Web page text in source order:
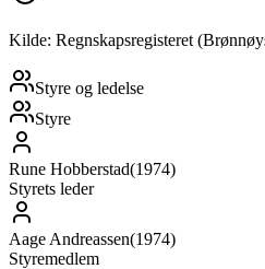
Kilde: Regnskapsregisteret
Styre og ledelse
Styre
Rune Hobberstad(1974)
Styrets leder
Aage Andreassen(1974)
Styremedlem